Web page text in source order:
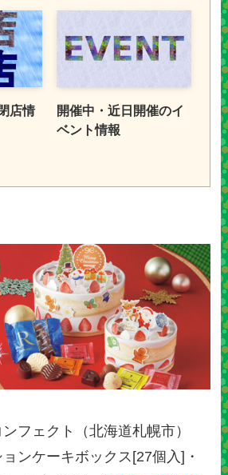
店情
開催中・近日開催のイ
ベント情報
フェクト（北海道札幌市）
ンケーキボックス[27個入]・